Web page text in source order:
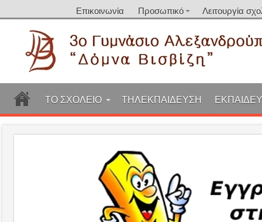
Επικοινωνία Προσωπικό Λειτουργία
ΤΟ ΣΧΟΛΕΙΟ ΤΗΛΕΚΠΑΙΔΕΥΣΗ